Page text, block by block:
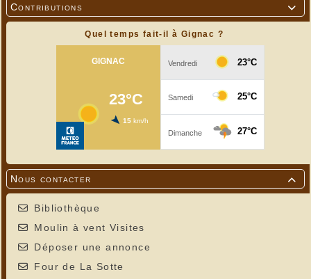

Contributions
Quel temps fait-il à Gignac ?

Nous contacter
Bibliothèque
Moulin à vent Visites
Déposer une annonce
Four de La Sotte
---